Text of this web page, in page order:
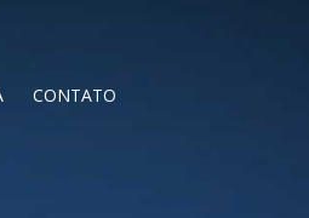
CONTATO